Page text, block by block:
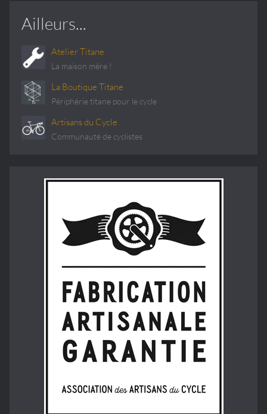
Ailleurs...
Atelier Titane
La maison mère !
La Boutique Titane
Périphérie titane pour le cycle
Artisans du Cycle
Communauté de cyclistes